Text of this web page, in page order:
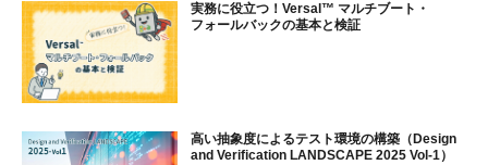
実務に役立つ！Versal™ マルチブート・
フォールバックの基本と検証
高い抽象度によるテスト環境の構築（Design
and Verification LANDSCAPE 2025 Vol-1）